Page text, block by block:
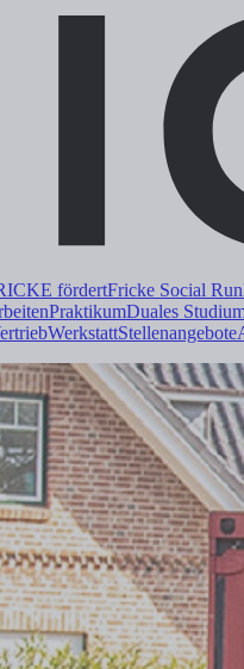
fördertFricke Social Run
PraktikumDuales
WerkstattStellenangebote